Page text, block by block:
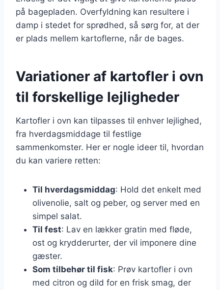
på bagepladen. Overfyldning kan resultere i
damp i stedet for sprødhed, så sørg for, at der
er plads mellem kartoflerne, når de bages.
Variationer af kartofler i ovn
til forskellige lejligheder
Kartofler i ovn kan tilpasses til enhver lejlighed,
fra hverdagsmiddage til festlige
sammenkomster. Her er nogle ideer til, hvordan
du kan variere retten:
Til hverdagsmiddag: Hold det enkelt med
olivenolie, salt og peber, og server med en
simpel salat.
Til fest: Lav en lækker gratin med fløde,
ost og krydderurter, der vil imponere dine
gæster.
Som tilbehør til fisk: Prøv kartofler i ovn
med citron og dild for en frisk smag, der